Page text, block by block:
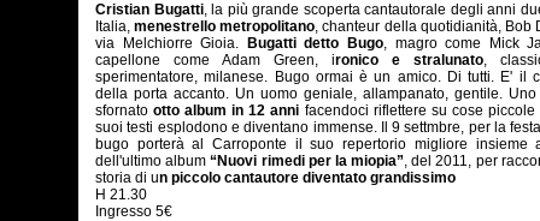
Cristian Bugatti, la più grande scoperta cantautorale degli anni
Italia,menestrello metropolitano, chanteur della quotidianità, Bob
via Melchiorre Gioia.
Bugatti detto Bugo, magro come Mick
capellone come Adam Green, ironico e stralunato,
sperimentatore, milanese. Bugo ormai è un amico. Di tutti. E' il
della porta accanto. Un uomo geniale, allampanato, gentile.
sfornatootto album in 12 anni facendoci riflettere su cose piccole
suoi testi esplodono e diventano immense. Il 9 settmbre, per la
bugo porterà al Carroponte il suo repertorio migliore insieme
dell'ultimo album“Nuovi rimedi per la miopia”, del 2011, per
storia di un piccolo cantautore diventato grandissimo
H 21.30
Ingresso 5€